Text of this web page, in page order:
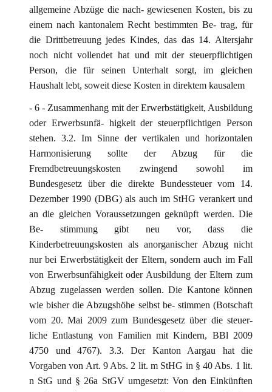
allgemeine Abzüge die nach- gewiesenen Kosten, bis zu
einem nach kantonalem Recht bestimmten Be- trag, für
die Drittbetreuung jedes Kindes, das das 14. Altersjahr
noch nicht vollendet hat und mit der steuerpflichtigen
Person, die für seinen Unterhalt sorgt, im gleichen
Haushalt lebt, soweit diese Kosten in direktem kausalem
- 6 - Zusammenhang mit der Erwerbstätigkeit, Ausbildung
oder Erwerbsunfä- higkeit der steuerpflichtigen Person
stehen. 3.2. Im Sinne der vertikalen und horizontalen
Harmonisierung sollte der Abzug für die
Fremdbetreuungskosten zwingend sowohl im
Bundesgesetz über die direkte Bundessteuer vom 14.
Dezember 1990 (DBG) als auch im StHG verankert und
an die gleichen Voraussetzungen geknüpft werden. Die
Be- stimmung gibt neu vor, dass die
Kinderbetreuungskosten als anorganischer Abzug nicht
nur bei Erwerbstätigkeit der Eltern, sondern auch im Fall
von Erwerbsunfähigkeit oder Ausbildung der Eltern zum
Abzug zugelassen werden sollen. Die Kantone können
wie bisher die Abzugshöhe selbst be- stimmen (Botschaft
vom 20. Mai 2009 zum Bundesgesetz über die steuer-
liche Entlastung von Familien mit Kindern, BBl 2009
4750 und 4767). 3.3. Der Kanton Aargau hat die
Vorgaben von Art. 9 Abs. 2 lit. m StHG in § 40 Abs. 1 lit.
n StG und § 26a StGV umgesetzt: Von den Einkünften